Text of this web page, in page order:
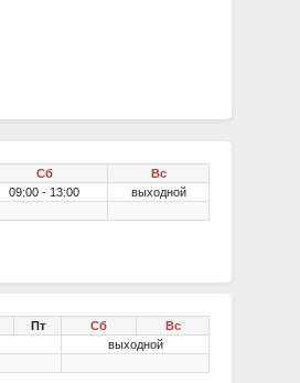
Сб
Вс
09:00 - 13:00
выходной
Пт Сб
Вс
выходной